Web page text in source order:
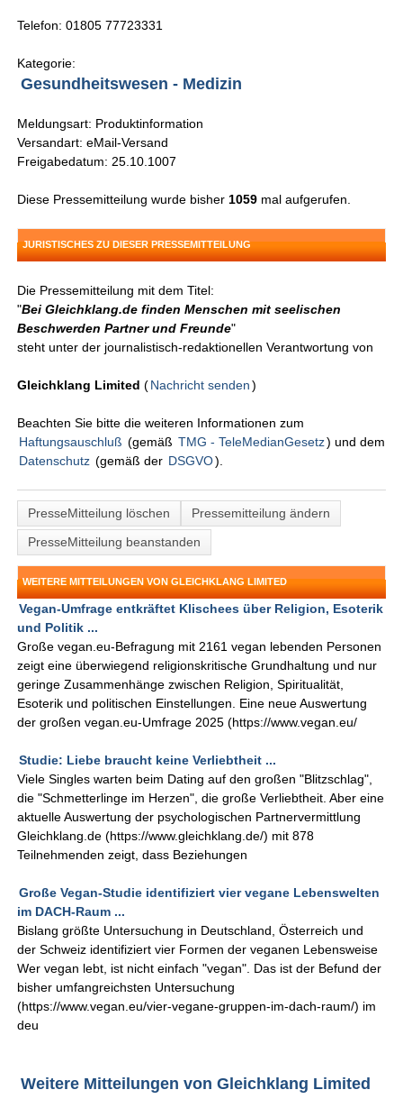
Telefon: 01805 77723331
Kategorie:
Gesundheitswesen - Medizin
Meldungsart: Produktinformation
Versandart: eMail-Versand
Freigabedatum: 25.10.1007
Diese Pressemitteilung wurde bisher 1059 mal aufgerufen.
JURISTISCHES ZU DIESER PRESSEMITTEILUNG
Die Pressemitteilung mit dem Titel:
"Bei Gleichklang.de finden Menschen mit seelischen
Beschwerden Partner und Freunde"
steht unter der journalistisch-redaktionellen Verantwortung von
Gleichklang Limited (Nachricht senden )
Beachten Sie bitte die weiteren Informationen zum
Haftungsauschluß (gemäß TMG - TeleMedianGesetz) und dem
Datenschutz (gemäß der DSGVO).
PresseMitteilung löschen
Pressemitteilung ändern
PresseMitteilung beanstanden
WEITERE MITTEILUNGEN VON GLEICHKLANG LIMITED
Vegan-Umfrage entkräftet Klischees über Religion, Esoterik
und Politik ...
Große vegan.eu-Befragung mit 2161 vegan lebenden Personen
zeigt eine überwiegend religionskritische Grundhaltung und nur
geringe Zusammenhänge zwischen Religion, Spiritualität,
Esoterik und politischen Einstellungen. Eine neue Auswertung
der großen vegan.eu-Umfrage 2025 (https://www.vegan.eu/
Studie: Liebe braucht keine Verliebtheit ...
Viele Singles warten beim Dating auf den großen "Blitzschlag",
die "Schmetterlinge im Herzen", die große Verliebtheit. Aber eine
aktuelle Auswertung der psychologischen Partnervermittlung
Gleichklang.de (https://www.gleichklang.de/) mit 878
Teilnehmenden zeigt, dass Beziehungen
Große Vegan-Studie identifiziert vier vegane Lebenswelten
im DACH-Raum ...
Bislang größte Untersuchung in Deutschland, Österreich und
der Schweiz identifiziert vier Formen der veganen Lebensweise
Wer vegan lebt, ist nicht einfach "vegan". Das ist der Befund der
bisher umfangreichsten Untersuchung
(https://www.vegan.eu/vier-vegane-gruppen-im-dach-raum/) im
deu
Weitere Mitteilungen von Gleichklang Limited